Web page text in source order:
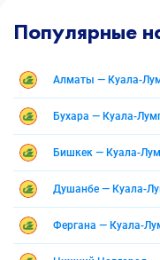
Популярные
Алматы — Куала-
Бухара — Куала-
Бишкек — Куала-
Душанбе — Куала-
Фергана — Куала-